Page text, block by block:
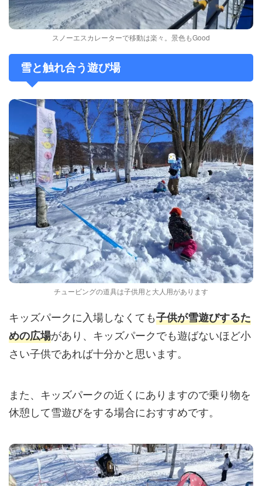
スノーエスカレーターで移動は楽々。景色もGood
雪と触れ合う遊び場
チュービングの道具は子供用と大人用があります
キッズパークに入場しなくても子供が雪遊びするた
めの広場があり、キッズパークでも遊ばないほど小
さい子供であれば十分かと思います。
また、キッズパークの近くにありますので乗り物を
休憩して雪遊びをする場合におすすめです。